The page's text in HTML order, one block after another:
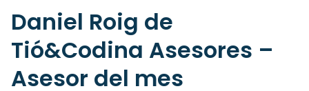
Daniel Roig de
Tió&Codina Asesores –
Asesor del mes